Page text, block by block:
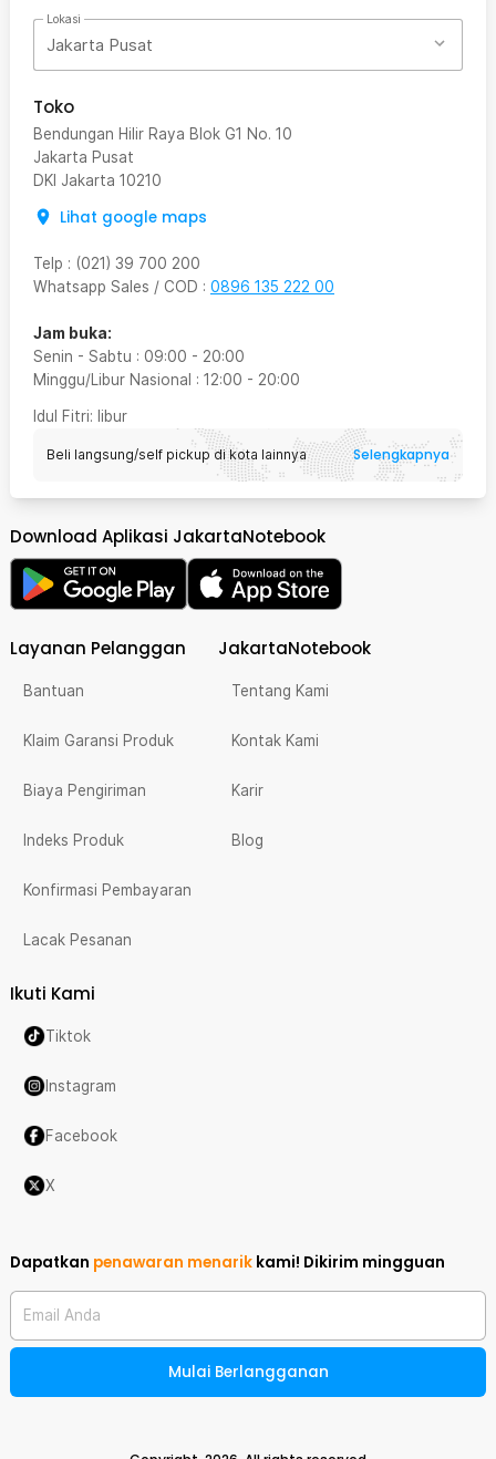
Lokasi
Jakarta Pusat
Toko
Bendungan Hilir Raya Blok G1 No. 10
Jakarta Pusat
DKI Jakarta 10210
Lihat google maps
Telp : (021) 39 700 200
Whatsapp Sales / COD : 0896 135 222 00
Jam buka:
Senin - Sabtu : 09:00 - 20:00
Minggu/Libur Nasional : 12:00 - 20:00
Idul Fitri: libur
Beli langsung/self pickup di kota lainnya Selengkapnya
Download Aplikasi JakartaNotebook
Layanan Pelanggan
Bantuan
Klaim Garansi Produk
Biaya Pengiriman
Indeks Produk
Konfirmasi Pembayaran
Lacak Pesanan
JakartaNotebook
Tentang Kami
Kontak Kami
Karir
Blog
Ikuti Kami
Tiktok
Instagram
Facebook
X
Dapatkan penawaran menarik kami! Dikirim mingguan
Email Anda
Mulai Berlangganan